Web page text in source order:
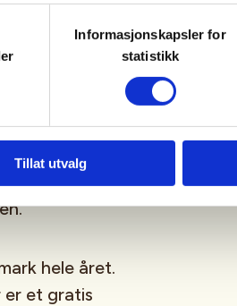
Informasjonskapsler for
statistikk
Tillat utvalg
til hensikt å
og går på
i 100»
100»
hele året.
er et gratis